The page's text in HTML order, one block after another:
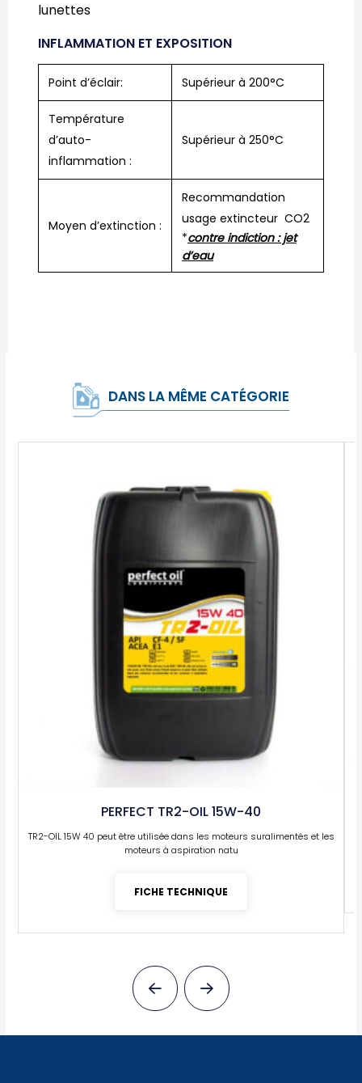
lunettes
INFLAMMATION ET EXPOSITION
Point d’éclair: Supérieur à 200°C
Température
d’auto-
inflammation :
Supérieur à 250°C
Moyen d’extinction :
Recommandation
usage extincteur CO2
*contre indiction : jet
d’eau
DANS LA MÊME CATÉGORIE
PERFECT TR2-OIL 15W-40
TR2-OIL 15W 40 peut être utilisée dans les moteurs suralimentés et les
moteurs à aspiration natu
FICHE TECHNIQUE